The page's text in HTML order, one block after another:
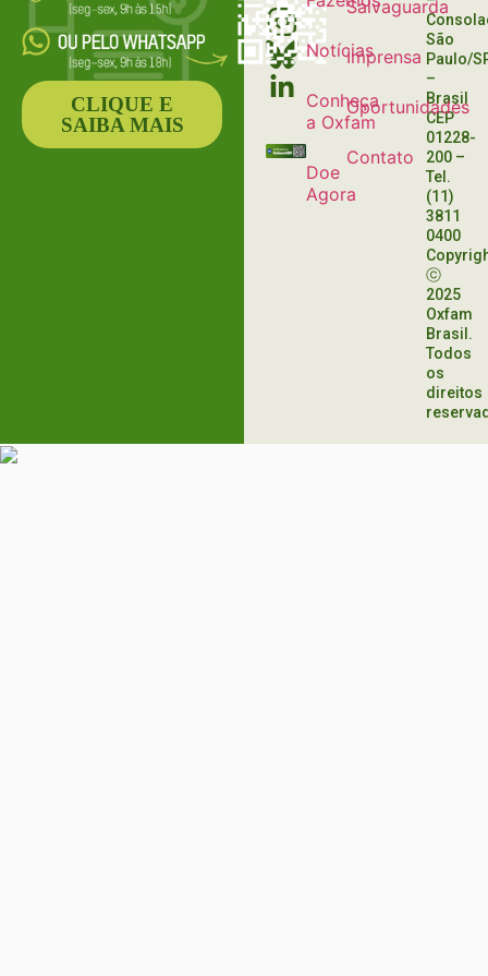
Notícias
Conheça
a Oxfam
Doe
Agora
Salvaguarda
Imprensa
Oportunidades
Contato
São
Paulo/
–
Brasil
CEP
01228-
200 –
Tel.
(11)
3811
0400
ⓒ
2025
Oxfam
Brasil.
Todos
os
direitos
CLIQUE E
SAIBA MAIS